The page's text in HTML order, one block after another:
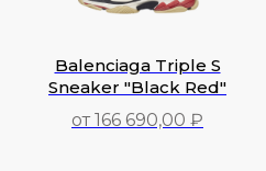
Balenciaga Triple S
Sneaker "Black Red"
от 166 690,00 ₽